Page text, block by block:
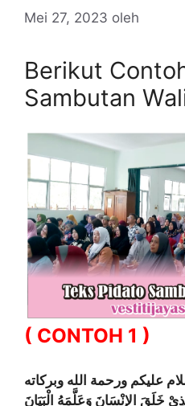
Mei 27, 2023 oleh
Berikut
Sambutan
( CONTOH 1 )
خَلَقَ الإِنْسَانَ وَعَلَّمَهُ الْبَيَانَ